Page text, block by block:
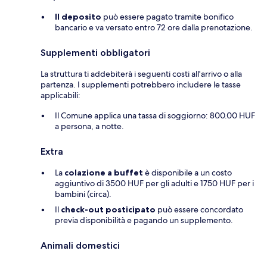
Il deposito può essere pagato tramite bonifico
bancario e va versato entro 72 ore dalla prenotazione.
Supplementi obbligatori
La struttura ti addebiterà i seguenti costi all'arrivo o alla
partenza. I supplementi potrebbero includere le tasse
applicabili:
Il Comune applica una tassa di soggiorno: 800.00 HUF
a persona, a notte.
Extra
La colazione a buffet è disponibile a un costo
aggiuntivo di 3500 HUF per gli adulti e 1750 HUF per i
bambini (circa).
Il check-out posticipato può essere concordato
previa disponibilità e pagando un supplemento.
Animali domestici